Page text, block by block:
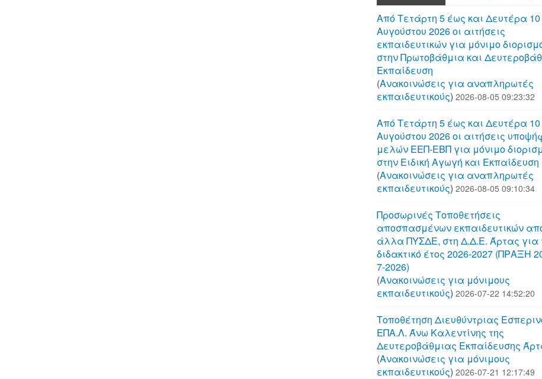
Από Τετάρτη 5 έως και Δευτέρα 10
Αυγούστου 2026 οι αιτήσεις
εκπαιδευτικών για μόνιμο
στην Πρωτοβάθμια και
Εκπαίδευση
(Aνακοινώσεις για αναπληρωτές
εκπαιδευτικούς) 2026-08-05 09:23:32
Από Τετάρτη 5 έως και Δευτέρα 10
Αυγούστου 2026 οι αιτήσεις
μελών ΕΕΠ-ΕΒΠ για μόνιμο
στην Ειδική Αγωγή και Εκπαίδευση
(Aνακοινώσεις για αναπληρωτές
εκπαιδευτικούς) 2026-08-05 09:10:34
Προσωρινές Τοποθετήσεις
αποσπασμένων εκπαιδευτικών
άλλα ΠΥΣΔΕ, στη Δ.Δ.Ε. Άρτας για
διδακτικό έτος 2026-2027 (ΠΡΑΞΗ
7-2026)
(Aνακοινώσεις για μόνιμους
εκπαιδευτικούς) 2026-07-22 14:52:20
Τοποθέτηση Διευθύντριας
ΕΠΑ.Λ. Άνω Καλεντίνης της
Δευτεροβάθμιας Εκπαίδευσης
(Aνακοινώσεις για μόνιμους
εκπαιδευτικούς) 2026-07-21 12:17:49